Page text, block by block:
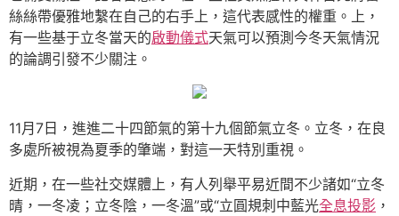
絲絲帶優雅地繫在自己的右手上，這代表感性的權重。上，
有一些基于立冬當天的啟動儀式天氣可以預測今冬天氣情況
的論調引發不少關注。
11月7日，進進二十四節氣的第十九個節氣立冬。立冬，在良
多處所被視為夏季的肇端，對這一天特別重視。
近期，在一些社交媒體上，有人列舉平易近間不少諸如“立冬
晴，一冬凌；立冬陰，一冬溫”或“立圓規刺中藍光全息投影 ，